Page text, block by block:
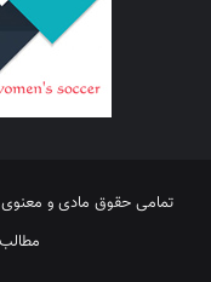
تمامی حقوق مادی و معنوی